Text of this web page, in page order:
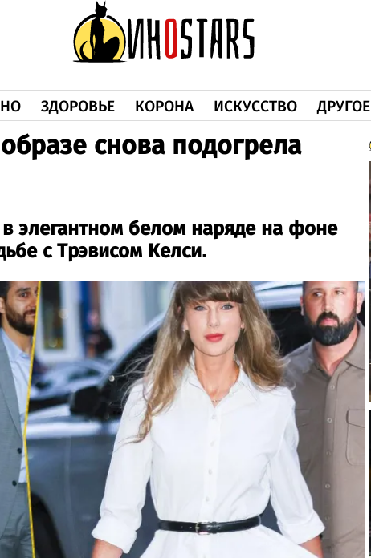
ЗДОРОВЬЕ КОРОНА ИСКУССТВО ДРУГОЕ
снова подогрела
элегантном белом наряде на фоне
с Трэвисом Келси.